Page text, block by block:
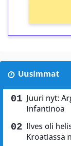
Uusimmat
Juuri nyt:
Infantinoa
Ilves oli
Kroatiassa